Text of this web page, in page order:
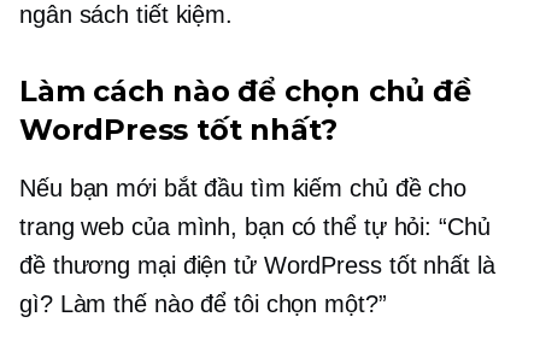
ngân sách tiết kiệm.
Làm cách nào để chọn chủ đề
WordPress tốt nhất?
Nếu bạn mới bắt đầu tìm kiếm chủ đề cho
trang web của mình, bạn có thể tự hỏi: “Chủ
đề thương mại điện tử WordPress tốt nhất là
gì? Làm thế nào để tôi chọn một?”